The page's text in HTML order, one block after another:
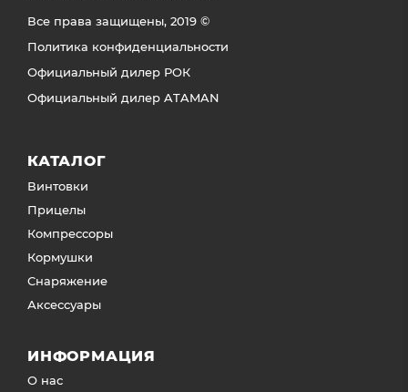
Все права защищены, 2019 ©
Политика конфиденциальности
Официальный дилер РОК
Официальный дилер ATAMAN
КАТАЛОГ
Винтовки
Прицелы
Компрессоры
Кормушки
Снаряжение
Аксессуары
ИНФОРМАЦИЯ
О нас